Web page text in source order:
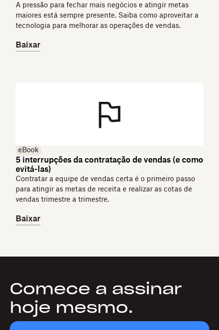
A pressão para fechar mais negócios e atingir metas
maiores está sempre presente. Saiba como aproveitar a
tecnologia para melhorar as operações de vendas.
Baixar
eBook
5 interrupções da contratação de vendas (e como
evitá-las)
Contratar a equipe de vendas certa é o primeiro passo
para atingir as metas de receita e realizar as cotas de
vendas trimestre a trimestre.
Baixar
Comece a assinar
hoje mesmo.